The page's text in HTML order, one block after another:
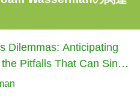
Dilemmas: Anticipating
Pitfalls That Can Sink
Foundation Series
Entrepreneurship)